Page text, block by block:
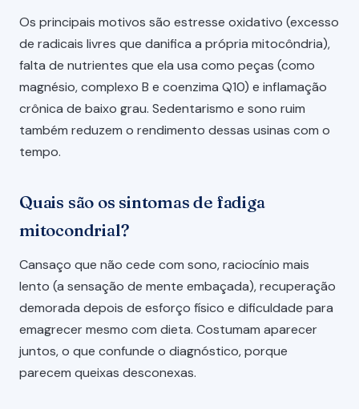
Os principais motivos são estresse oxidativo (excesso
de radicais livres que danifica a própria mitocôndria),
falta de nutrientes que ela usa como peças (como
magnésio, complexo B e coenzima Q10) e inflamação
crônica de baixo grau. Sedentarismo e sono ruim
também reduzem o rendimento dessas usinas com o
tempo.
Quais são os sintomas de fadiga
mitocondrial?
Cansaço que não cede com sono, raciocínio mais
lento (a sensação de mente embaçada), recuperação
demorada depois de esforço físico e dificuldade para
emagrecer mesmo com dieta. Costumam aparecer
juntos, o que confunde o diagnóstico, porque
parecem queixas desconexas.